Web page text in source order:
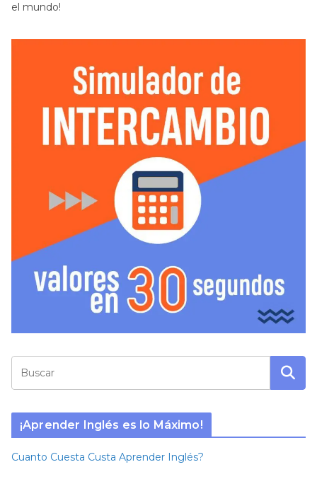
el mundo!
¡Aprender Inglés es lo Máximo!
Cuanto Cuesta Custa Aprender Inglés?